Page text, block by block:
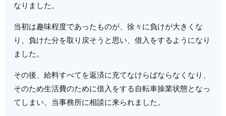
なりました。
当初は趣味程度であったものが、徐々に負けが大きくな
り、負けた分を取り戻そうと思い、借入をするようになり
ました。
その後、給料すべてを返済に充てなけらばならなくなり、
そのため生活費のために借入をする自転車操業状態となっ
てしまい、当事務所に相談に来られました。